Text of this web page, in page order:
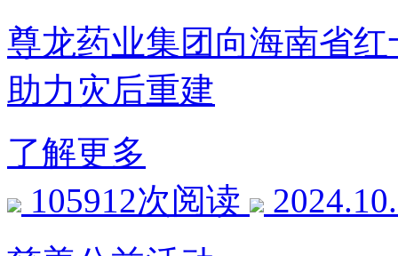
尊龙药业集团向海南省
助力灾后重建
了解更多
105912次阅读